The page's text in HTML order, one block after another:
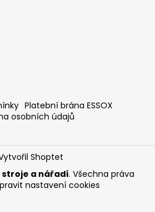
Platební brána ESSOX
osobních údajů
Shoptet
stroje a nářadí. Všechna práva
nastavení cookies